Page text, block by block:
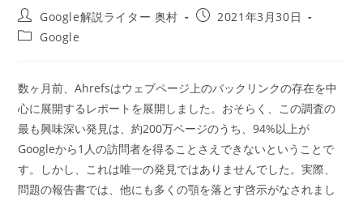
投
稿
者:
Google解説ライター 奥村
投
2021年3月30日
投
テ
ゴ
リ
ー:
Google
数ヶ月前、Ahrefsはウェブページ上のバックリンクの存在を中
心に展開するレポートを展開しました。おそらく、この調査の
最も興味深い発見は、約200万ページのうち、94%以上が
Googleから1人の訪問者を得ることさえできないということで
す。しかし、これは唯一の発見ではありませんでした。実際、
問題の報告書では、他にも多くの顎を落とす啓示がなされまし